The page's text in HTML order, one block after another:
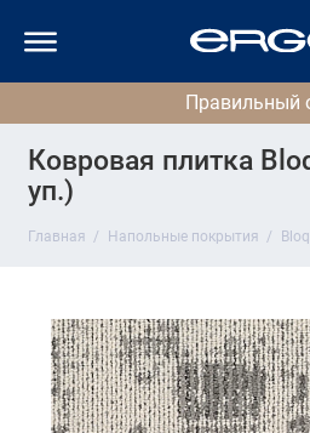
Ковровая плитка
уп.)
Главная Напольные покрытия Bloq